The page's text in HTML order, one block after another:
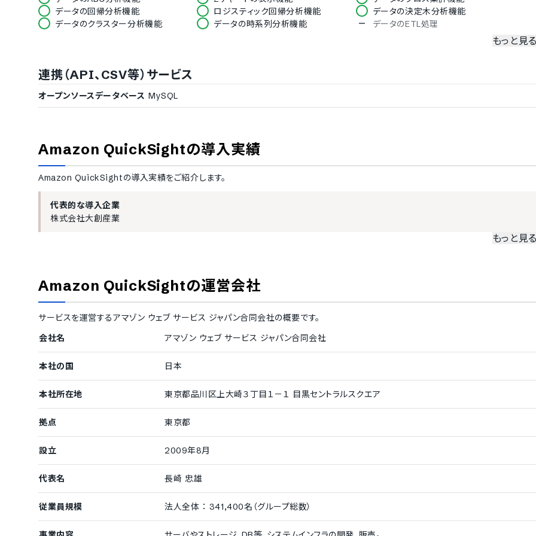
データの回帰分析機能
ロジスティック回帰分析機能
データの決定木分析機能
データのクラスター分析機能
データの時系列分析機能 データのETL処理
PDF対応
メール連携機能
もっと見
連携（API、CSV等）サービス
オープンソースデータベース MySQL
Amazon QuickSightの導入実績
Amazon QuickSightの導入実績をご紹介します。
代表的な導入企業
株式会社大創産業
1000名以上
株式会社大創産業/Siemens AG
導入実績（企業規模不明）
NFL/Rio Tinto/Volvo Group/Autotrader/MLB Advanced Media/SOOMLA/Davinci/Green Flag/Sound of
ta/Princeton TMX /Köbu / Best Western/ Businessolver/JivoChat/
もっと見
Amazon QuickSightの運営会社
サービスを運営するアマゾン ウェブ サービス ジャパン合同会社の概要です。
会社名
アマゾン ウェブ サービス ジャパン合同会社
本社の国 日本
本社所在地 東京都品川区上大崎３丁目１－１ 目黒セントラルスクエア
拠点 東京都
設立 2009年8月
代表名 長崎 忠雄
従業員規模 法人全体 ： 341,400名（グループ総数）